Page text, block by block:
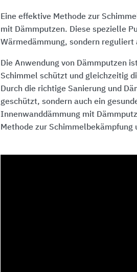
Eine effektive Methode zur
mit Dämmputzen. Diese spezielle
Wärmedämmung, sondern
Die Anwendung von Dämmputzen
Schimmel schützt und gleichzeitig
Durch die richtige Sanierung und
geschützt, sondern auch ein
Innenwanddämmung mit
Methode zur